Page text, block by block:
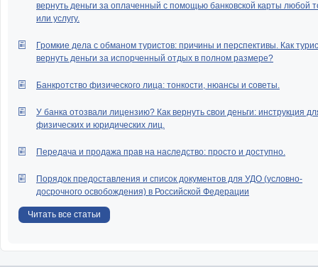
вернуть деньги за оплаченный с помощью банковской карты любой
или услугу.
Громкие дела с обманом туристов: причины и перспективы. Как
вернуть деньги за испорченный отдых в полном размере?
Банкротство физического лица: тонкости, нюансы и советы.
У банка отозвали лицензию? Как вернуть свои деньги: инструкция
физических и юридических лиц.
Передача и продажа прав на наследство: просто и доступно.
Порядок предоставления и список документов для УДО (условно-
досрочного освобождения) в Российской Федерации
Читать все статьи